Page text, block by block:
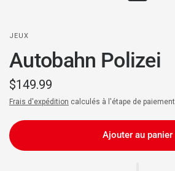
JEUX
Autobahn Polizei
$149.99
Frais d'expédition calculés à l'étape de paiement.
Ajouter au panier